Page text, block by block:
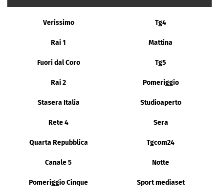
Verissimo Tg4
Rai 1 Mattina
Fuori dal Coro Tg5
Rai 2 Pomeriggio
Stasera Italia Studioaperto
Rete 4 Sera
Quarta Repubblica Tgcom24
Canale 5 Notte
Pomeriggio Cinque Sport mediaset